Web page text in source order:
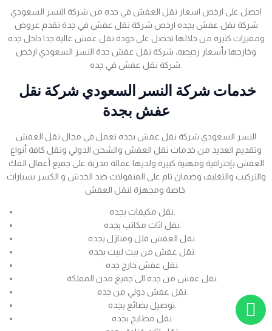
احصل على ارخص اسعار نقل العفش في جده من شركة النسر السعودي
شركة نقل عفش بجده ارخص شركة نقل عفش في جدة تقدم عروض
ومميزات كثيره من خلالها تحصل على جودة نقل عفش عالية جدا داخل جده
وخارجها بأسعار رخيصه، شركة نقل عفش جدة النسر السعودي ارخص
شركة نقل عفش في جده.
عفش بجدة
النسر السعودي شركة نقل عفش بجده تعمل في مجال نقل العفش
وتقديم العديد من خدمات نقل العفش والشحن الدولي ونقل كافة أنواع
العفش بإحترافية ومهنية كبيرة ولديها عمالة مدربة على جميع أعمال الفك
والتركيب والتغليف وضمان تام على المنقولات ضد الخدش و الكسر بسيارات
نقل مكيفات بجده.
نقل اثاث مكاتب بجده.
نقل العفش فلل ومنازل بجده.
نقل عفش من بيت لبيت بجده.
نقل عفش خارج جده.
نقل عفش من جده الى جميع مدن المملكة.
نقل عفش دولي من جده.
توصيل بضائع بجده.
نقل مطابخ بجده.